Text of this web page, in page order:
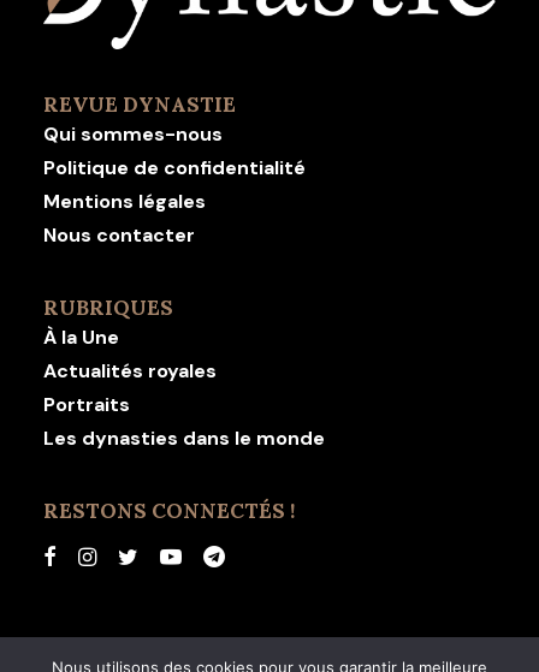
REVUE DYNASTIE
Qui sommes-nous
Politique de confidentialité
Mentions légales
Nous contacter
RUBRIQUES
À la Une
Actualités royales
Portraits
Les dynasties dans le monde
RESTONS CONNECTÉS !
Nous utilisons des cookies pour vous garantir la meilleure